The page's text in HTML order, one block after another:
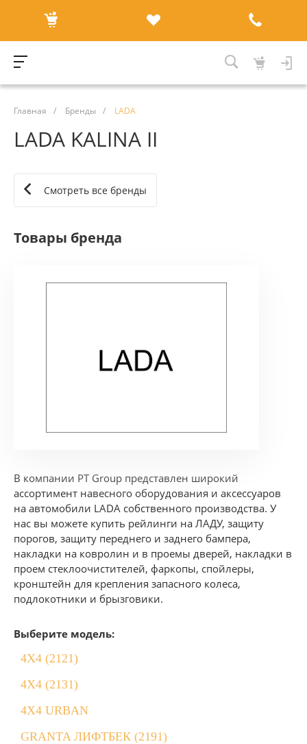
Главная / Бренды / LADA
LADA KALINA II
Смотреть все бренды
Товары бренда
В компании PT Group представлен широкий
ассортимент навесного оборудования и аксессуаров
на автомобили LADA собственного производства. У
нас вы можете купить рейлинги на ЛАДУ, защиту
порогов, защиту переднего и заднего бампера,
накладки на ковролин и в проемы дверей, накладки в
проем стеклоочистителей, фаркопы, спойлеры,
кронштейн для крепления запасного колеса,
подлокотники и брызговики.
Выберите модель:
4X4 (2121)
4X4 (2131)
4X4 URBAN
GRANTA ЛИФТБЕК (2191)